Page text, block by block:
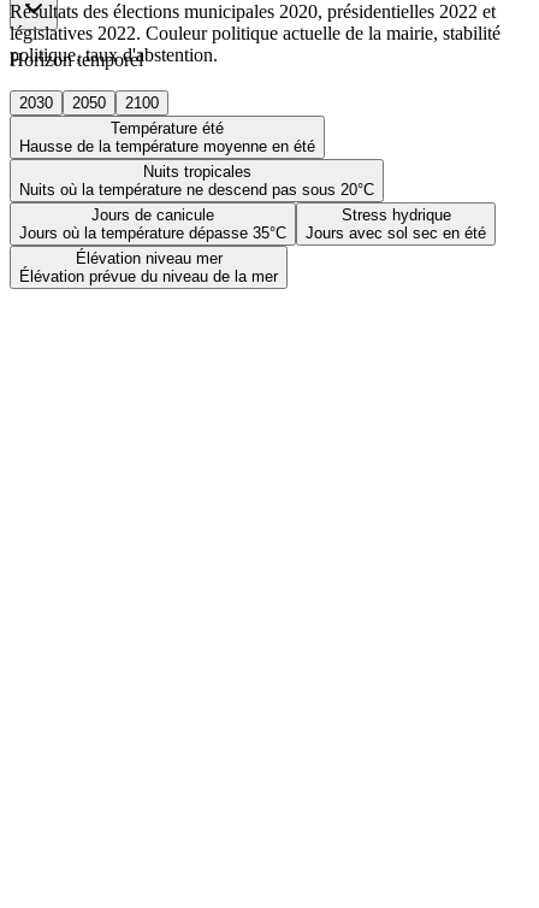
Horizon temporel
2030 2050
2100
Température été
Hausse de la température moyenne en été
Nuits tropicales
Nuits où la température ne descend pas sous 20°C
Jours de canicule
Jours où la température dépasse 35°C
Stress hydrique
Jours avec sol sec en été
Élévation niveau mer
Élévation prévue du niveau de la mer
Résultats des élections municipales 2020, présidentielles 2022 et
législatives 2022. Couleur politique actuelle de la mairie, stabilité
politique, taux d'abstention.